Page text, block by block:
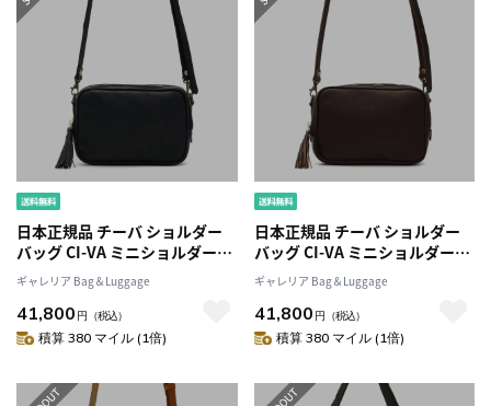
日本正規品 チーバ ショルダー
バッグ CI-VA ミニショルダー
VOLANATO ヴォラナト CIVA
2WAYポーチショルダー レディ
ース 斜めがけ 2136VOLA
ギャレリア Bag＆Luggage
41,800 円 （税込）
積算 380 マイル (1倍)
日本正規品 チーバ ショルダー
バッグ CI-VA ミニショルダー
VOLANATO ヴォラナト CIVA
2WAYポーチショルダー レディ
ース 斜めがけ 2136VOLA
ギャレリア Bag＆Luggage
41,800 円 （税込）
積算 380 マイル (1倍)